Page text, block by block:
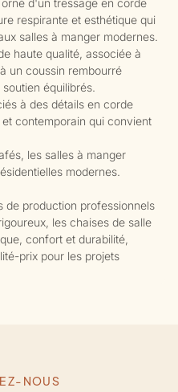
respirante et esthétique qui
salles à manger modernes.
haute qualité, associée à
un coussin rembourré
équilibrés.
à des détails en corde
contemporain qui convient
les salles à manger
modernes.
de production professionnels
les chaises de salle
confort et durabilité,
prix pour les projets
NOUS